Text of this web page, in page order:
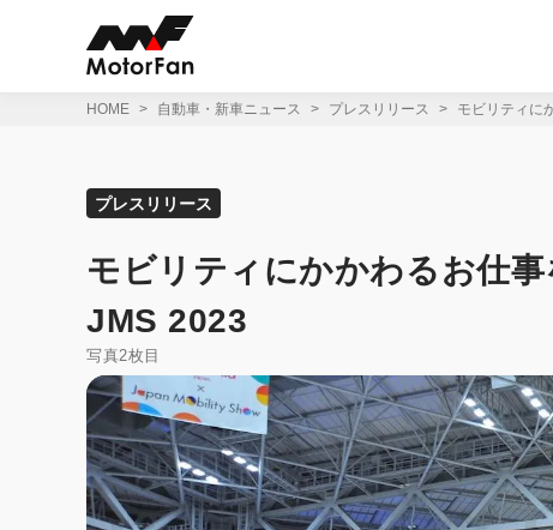
HOME 自動車・新車ニュース プレスリリース モビリティに
プレスリリース
モビリティにかかわるお仕
JMS 2023
写真2枚目